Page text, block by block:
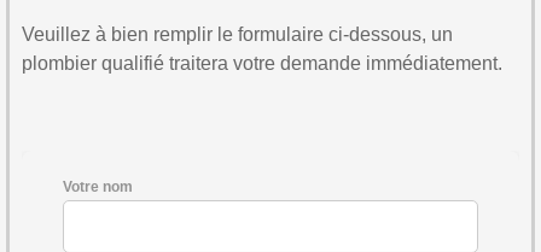
Veuillez à bien remplir le formulaire ci-dessous, un
plombier qualifié traitera votre demande immédiatement.
Votre nom